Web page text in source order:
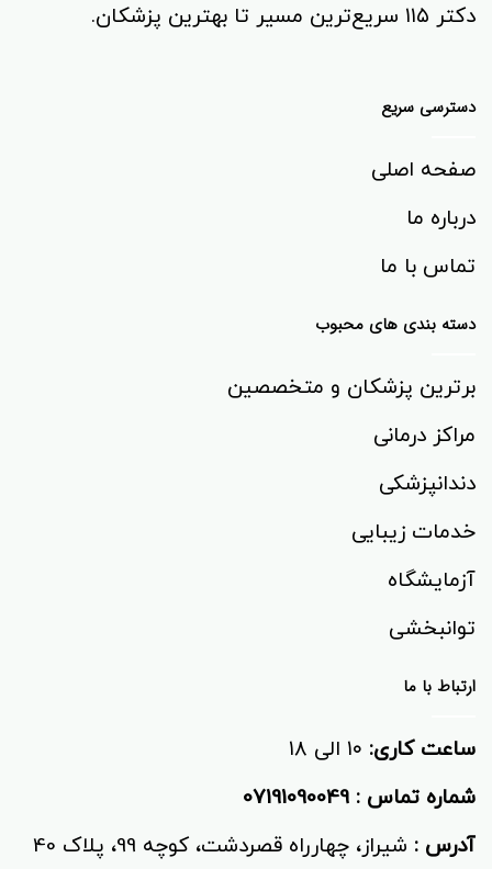
دکتر ۱۱۵ سریع‌ترین مسیر تا بهترین پزشکان.
دسترسی سریع
صفحه اصلی
درباره ما
تماس با ما
دسته بندی های محبوب
برترین پزشکان و متخصصین
مراکز درمانی
دندانپزشکی
خدمات زیبایی
آزمایشگاه
توانبخشی‌
ارتباط با ما
ساعت کاری:
شماره تماس :
آدرس : شیراز، چهارراه قصردشت، کوچه 99، پلاک 40